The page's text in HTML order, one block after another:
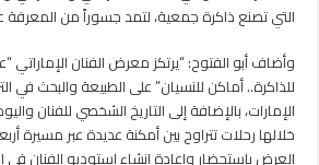
التي تصنع ذاكرة جمعية، لتمد جسوراً من المعرفة
وأضاف أبو الفتوح: “يرتكز معرض الفنان الإماراتي
للذاكرة.. أماكن للنسيان” على الطبيعة والبحث في
الإمارات، بالإضافة إلى التاريخ الشخصي للفنان
خلالها رحلات تتراوح بين أمكنة عديدة عبر مسيرة
العرض باستحضار وإعادة إنشاء استوديو الفنان في